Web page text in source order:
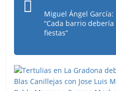
Miguel Ángel García:
“Cada barrio
fiestas”